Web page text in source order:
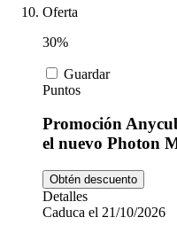
Oferta
30%
Guardar
Puntos
Promoción
el nuevo Photon
Obtén descuento
Detalles
Caduca el 21/10/2026